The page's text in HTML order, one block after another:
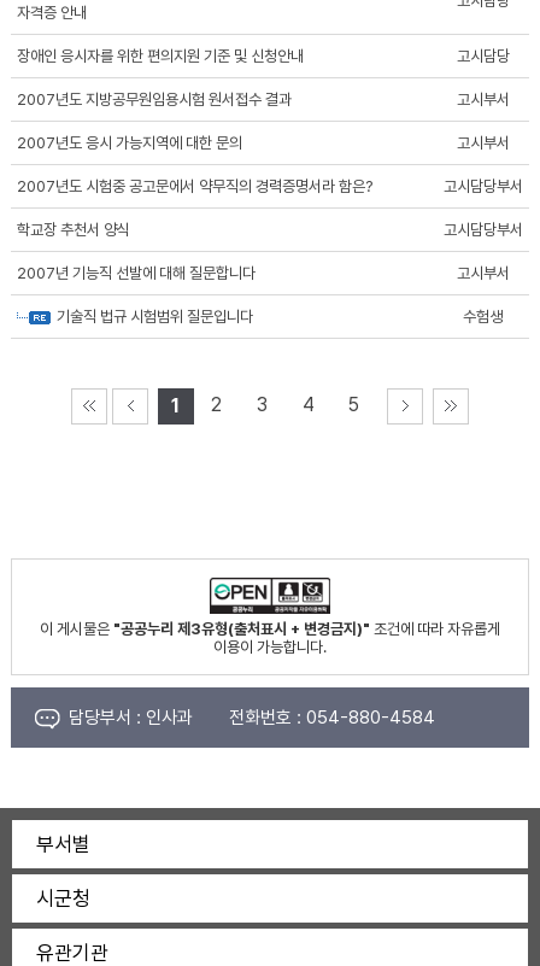
자격증 안내
장애인 응시자를 위한 편의지원 기준 및 신청안내 고시담당
2007년도 지방공무원임용시험 원서접수 결과 고시부서
2007년도 응시 가능지역에 대한 문의 고시부서
2007년도 시험중 공고문에서 약무직의 경력증명서라 함은? 고시담당부서
학교장 추천서 양식 고시담당부서
2007년 기능직 선발에 대해 질문합니다 고시부서
기술직 법규 시험범위 질문입니다 수험생
1 2 3 4 5
이 게시물은 "공공누리 제3유형(출처표시 + 변경금지)" 조건에 따라 자유롭게
이용이 가능합니다.
담당부서 : 인사과 전화번호 : 054-880-4584
부서별
시군청
유관기관